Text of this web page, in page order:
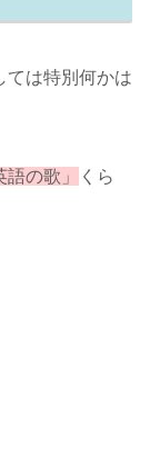
ては特別何かは
語の歌」
くら